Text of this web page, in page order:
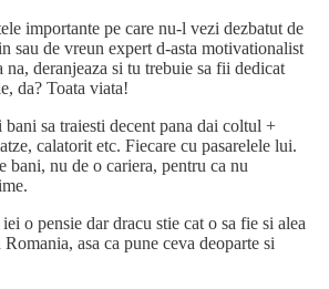
importante pe care nu-l vezi dezbatut de
sau de vreun expert d-asta motivationalist
na, deranjeaza si tu trebuie sa fii dedicat
da? Toata viata!
sa traiesti decent pana dai coltul +
calatorit etc. Fiecare cu pasarelele lui.
bani, nu de o cariera, pentru ca nu
o pensie dar dracu stie cat o sa fie si alea
asa ca pune ceva deoparte si